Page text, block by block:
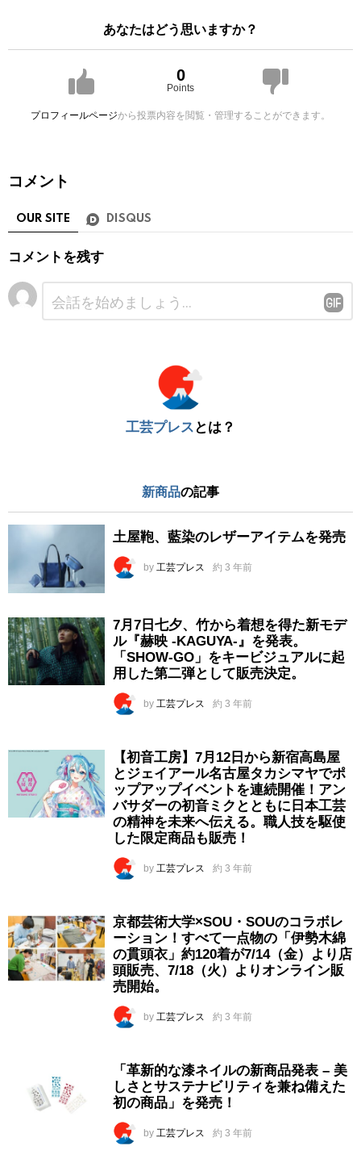
あなたはどう思いますか？
0
Points
プロフィールページから投票内容を閲覧・管理することができます。
コメント
OUR SITE DISQUS
コメントを残す
工芸プレス とは？
新商品の記事
土屋鞄、藍染のレザーアイテムを発売
by 工芸プレス 約 3 年前
7月7日七夕、竹から着想を得た新モデ
ル『赫映 -KAGUYA-』を発表。
「SHOW-GO」をキービジュアルに起
用した第二弾として販売決定。
by 工芸プレス 約 3 年前
【初音工房】7月12日から新宿高島屋
とジェイアール名古屋タカシマヤでポ
ップアップイベントを連続開催！アン
バサダーの初音ミクとともに日本工芸
の精神を未来へ伝える。職人技を駆使
した限定商品も販売！
by 工芸プレス 約 3 年前
京都芸術大学×SOU・SOUのコラボレ
ーション！すべて一点物の「伊勢木綿
の貫頭衣」約120着が7/14（金）より店
頭販売、7/18（火）よりオンライン販
売開始。
by 工芸プレス 約 3 年前
「革新的な漆ネイルの新商品発表 – 美
しさとサステナビリティを兼ね備えた
初の商品」を発売！
by 工芸プレス 約 3 年前